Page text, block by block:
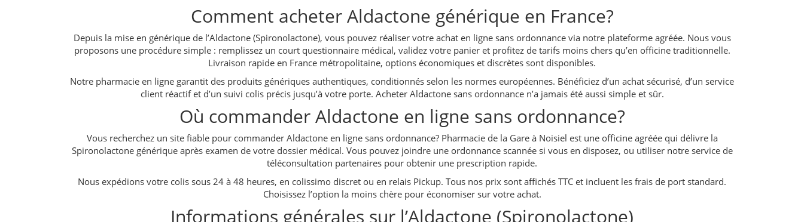
Comment acheter Aldactone générique en France?
Depuis la mise en générique de l’Aldactone (Spironolactone), vous pouvez réaliser votre achat en ligne sans ordonnance via notre plateforme agréée. Nous vous
proposons une procédure simple : remplissez un court questionnaire médical, validez votre panier et profitez de tarifs moins chers qu’en officine traditionnelle.
Livraison rapide en France métropolitaine, options économiques et discrètes sont disponibles.
Notre pharmacie en ligne garantit des produits génériques authentiques, conditionnés selon les normes européennes. Bénéficiez d’un achat sécurisé, d’un service
client réactif et d’un suivi colis précis jusqu’à votre porte. Acheter Aldactone sans ordonnance n’a jamais été aussi simple et sûr.
Où commander Aldactone en ligne sans ordonnance?
Vous recherchez un site fiable pour commander Aldactone en ligne sans ordonnance? Pharmacie de la Gare à Noisiel est une officine agréée qui délivre la
Spironolactone générique après examen de votre dossier médical. Vous pouvez joindre une ordonnance scannée si vous en disposez, ou utiliser notre service de
téléconsultation partenaires pour obtenir une prescription rapide.
Nous expédions votre colis sous 24 à 48 heures, en colissimo discret ou en relais Pickup. Tous nos prix sont affichés TTC et incluent les frais de port standard.
Choisissez l’option la moins chère pour économiser sur votre achat.
Informations générales sur l’Aldactone (Spironolactone)